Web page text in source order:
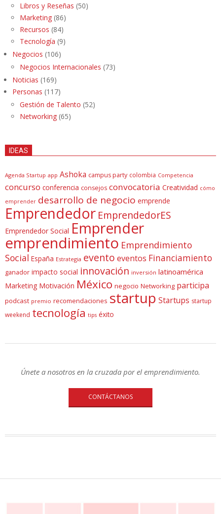
Libros y Reseñas (50)
Marketing (86)
Recursos (84)
Tecnología (9)
Negocios (106)
Negocios Internacionales (73)
Noticias (169)
Personas (117)
Gestión de Talento (52)
Networking (65)
IDEAS
Agenda Startup app Ashoka campus party colombia Competencia
concurso conferencia consejos convocatoria Creatividad cómo
emprender desarrollo de negocio emprende
Emprendedor EmprendedorES
Emprendedor Social Emprender
emprendimiento Emprendimiento
Social España Estrategia evento eventos Financiamiento
ganador impacto social innovación inversión latinoamérica
Marketing Motivación México negocio Networking participa
podcast premio recomendaciones startup Startups startup
weekend tecnología tips éxito
Únete a nosotros en la cruzada por el emprendimiento.
CONTÁCTANOS